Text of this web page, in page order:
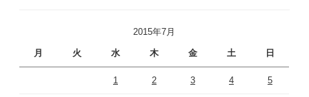
2015年7月
月 火 水 木 金 土 日
1 2 3 4 5